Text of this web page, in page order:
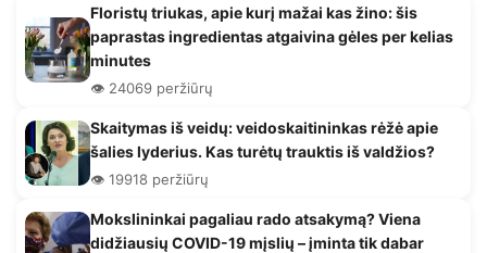
Floristų triukas, apie kurį mažai kas žino: šis
paprastas ingredientas atgaivina gėles per kelias
minutes
👁️ 24069 peržiūrų
Skaitymas iš veidų: veidoskaitininkas rėžė apie
šalies lyderius. Kas turėtų trauktis iš valdžios?
👁️ 19918 peržiūrų
Mokslininkai pagaliau rado atsakymą? Viena
didžiausių COVID-19 mįslių – įminta tik dabar